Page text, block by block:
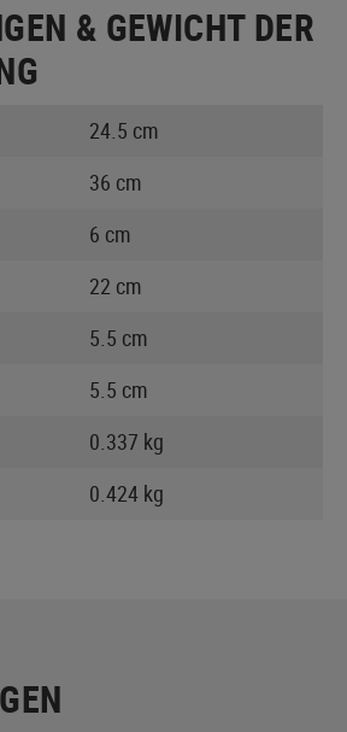
& GEWICHT DER
24.5 cm
36 cm
6 cm
22 cm
5.5 cm
5.5 cm
0.337 kg
0.424 kg